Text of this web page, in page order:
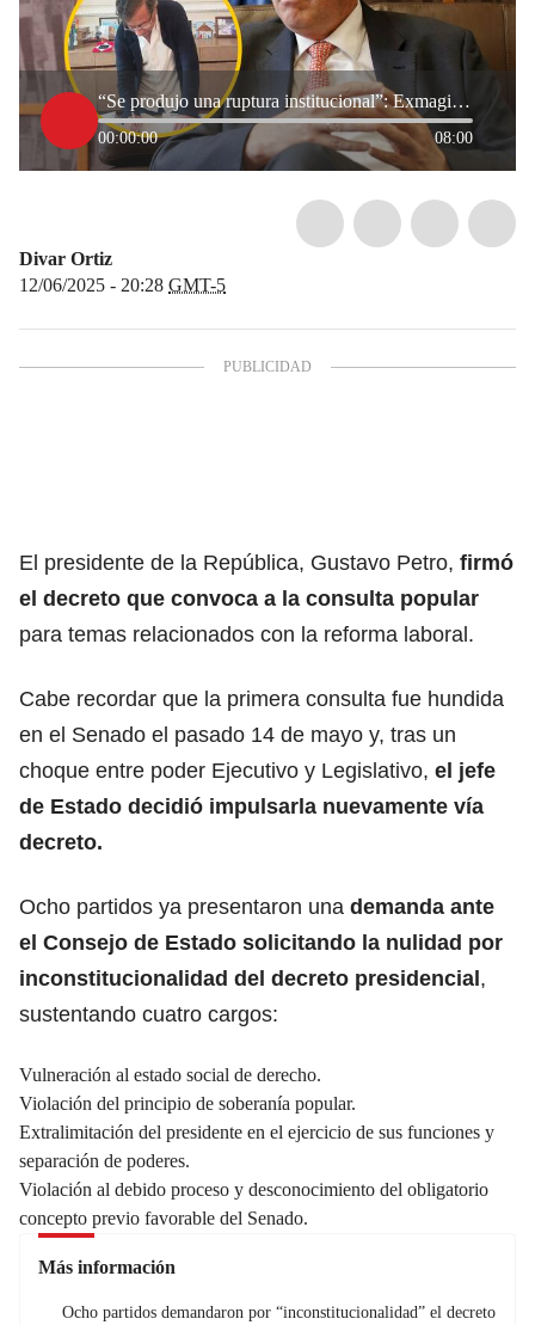
“Se produjo una ruptura institucional”: Exmagistrado sobre decreto de consulta popular de Petro
00:00:00 08:00
Divar Ortiz
12/06/2025 - 20:28 GMT-5
El presidente de la República, Gustavo Petro, firmó
el decreto que convoca a la consulta popular
para temas relacionados con la reforma laboral.
Cabe recordar que la primera consulta fue hundida
en el Senado el pasado 14 de mayo y, tras un
choque entre poder Ejecutivo y Legislativo, el jefe
de Estado decidió impulsarla nuevamente vía
decreto.
Ocho partidos ya presentaron una demanda ante
el Consejo de Estado solicitando la nulidad por
inconstitucionalidad del decreto presidencial,
sustentando cuatro cargos:
Vulneración al estado social de derecho.
Violación del principio de soberanía popular.
Extralimitación del presidente en el ejercicio de sus funciones y
separación de poderes.
Violación al debido proceso y desconocimiento del obligatorio
concepto previo favorable del Senado.
Más información
Ocho partidos demandaron por “inconstitucionalidad” el decreto